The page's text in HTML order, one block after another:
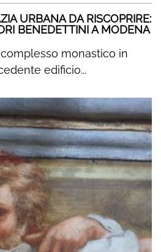
URBANA DA RISCOPRIRE:
BENEDETTINI A MODENA
monastico in
edificio...